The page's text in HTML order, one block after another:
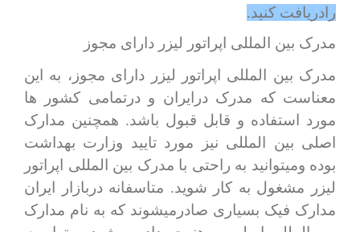
رادریافت کنید.
مدرک بین المللی اپراتور لیزر دارای مجوز
مدرک بین المللی اپراتور لیزر دارای مجوز، به این
معناست که مدرک درایران و درتمامی کشور ها
مورد استفاده و قابل قبول باشد. همچنین مدارک
اصلی بین المللی نیز مورد تایید وزارت بهداشت
بوده ومیتوانید به راحتی با مدرک بین المللی اپراتور
لیزر مشغول به کار شوید. متاسفانه دربازار ایران
مدارک فیک بسیاری صادرمیشوند که به نام مدارک